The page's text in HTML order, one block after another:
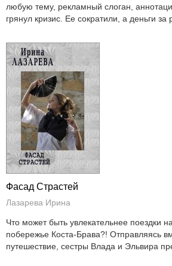
любую тему, рекламный слоган,
грянул кризис. Ее сократили, а деньги за
Фасад Страстей
Лазарева Ирина
Что может быть увлекательнее поездки
побережье Коста-Брава?! Отправляясь
путешествие, сестры Влада и Эльвира